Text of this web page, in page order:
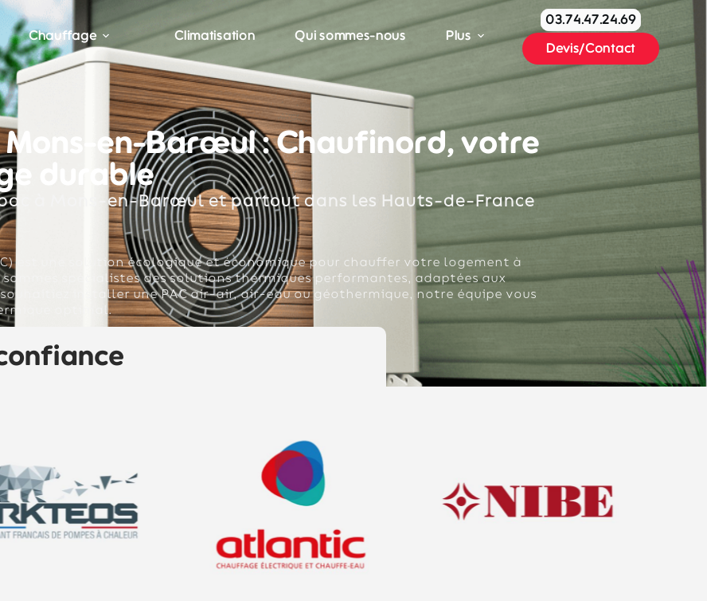
Chauffage Climatisation Qui sommes-nous Plus
03.74.47.24.69
Devis/Contact
Mons-en-Barœul : Chaufinord, votre
durable
à Mons-en-Barœul et partout dans les Hauts-de-France
est une solution écologique et économique pour chauffer votre logement à
spécialistes des solutions thermiques performantes, adaptées aux
installer une PAC air-air, air-eau ou géothermique, notre équipe vous
optimal.